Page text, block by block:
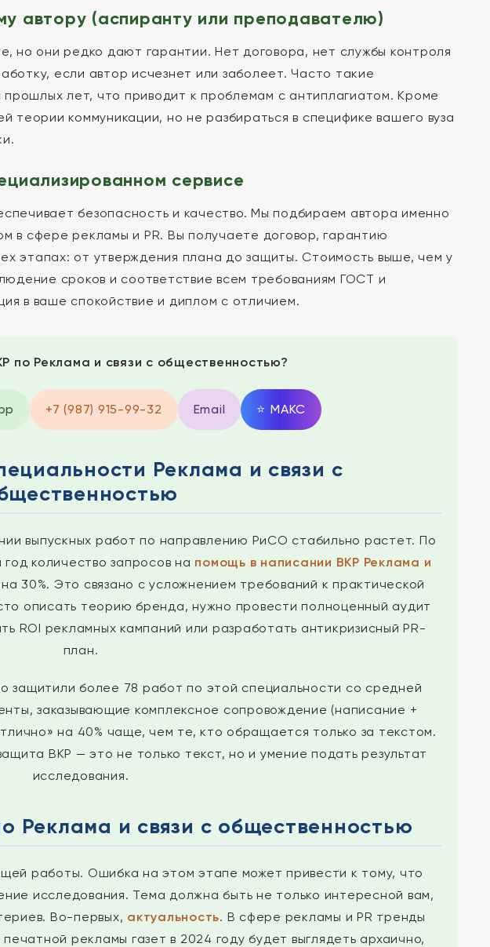
автору (аспиранту или преподавателю)
но они редко дают гарантии. Нет договора, нет службы контроля
если автор исчезнет или заболеет. Часто такие
лет, что приводит к проблемам с антиплагиатом. Кроме
теории коммуникации, но не разбираться в специфике вашего вуза
сервисе
безопасность и качество. Мы подбираем автора именно
в сфере рекламы и PR. Вы получаете договор, гарантию
этапах: от утверждения плана до защиты. Стоимость выше, чем у
сроков и соответствие всем требованиям ГОСТ и
в ваше спокойствие и диплом с отличием.
по Реклама и связи с общественностью?
+7 (987) 915-99-32 Email ⭐ MAКС
Реклама и связи с
выпускных работ по направлению РиСО стабильно растет. По
количество запросов на помощь в написании ВКР Реклама и
30%. Это связано с усложнением требований к практической
описать теорию бренда, нужно провести полноценный аудит
ROI рекламных кампаний или разработать антикризисный PR-
план.
защитили более 78 работ по этой специальности со средней
заказывающие комплексное сопровождение (написание +
на 40% чаще, чем те, кто обращается только за текстом.
ВКР — это не только текст, но и умение подать результат
исследования.
Реклама и связи с общественностью
работы. Ошибка на этом этапе может привести к тому, что
исследования. Тема должна быть не только интересной вам,
Во-первых, актуальность. В сфере рекламы и PR тренды
рекламы газет в 2024 году будет выглядеть архаично,